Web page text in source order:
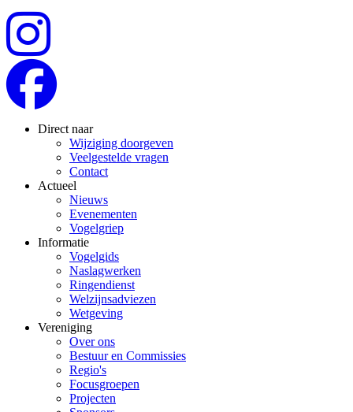
Direct naar
Wijziging doorgeven
Veelgestelde vragen
Contact
Actueel
Nieuws
Evenementen
Vogelgriep
Informatie
Vogelgids
Naslagwerken
Ringendienst
Welzijnsadviezen
Wetgeving
Vereniging
Over ons
Bestuur en Commissies
Regio's
Focusgroepen
Projecten